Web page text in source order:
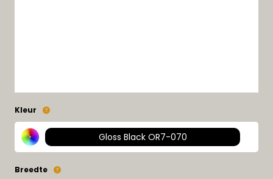
Kleur
Gloss Black OR7-070
Breedte